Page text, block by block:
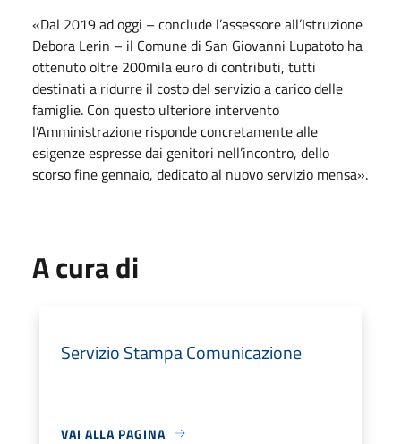
«Dal 2019 ad oggi – conclude l’assessore all’Istruzione
Debora Lerin – il Comune di San Giovanni Lupatoto ha
ottenuto oltre 200mila euro di contributi, tutti
destinati a ridurre il costo del servizio a carico delle
famiglie. Con questo ulteriore intervento
l’Amministrazione risponde concretamente alle
esigenze espresse dai genitori nell’incontro, dello
scorso fine gennaio, dedicato al nuovo servizio mensa».
A cura di
Servizio Stampa Comunicazione
VAI ALLA PAGINA